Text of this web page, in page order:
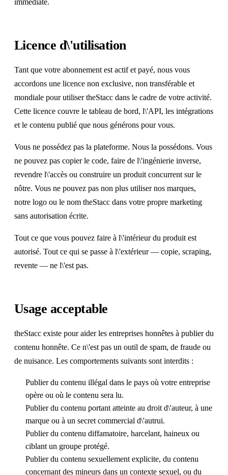
immédiate.
Licence d\'utilisation
Tant que votre abonnement est actif et payé, nous vous
accordons une licence non exclusive, non transférable et
mondiale pour utiliser theStacc dans le cadre de votre activité.
Cette licence couvre le tableau de bord, l\'API, les intégrations
et le contenu publié que nous générons pour vous.
Vous ne possédez pas la plateforme. Nous la possédons. Vous
ne pouvez pas copier le code, faire de l\'ingénierie inverse,
revendre l\'accès ou construire un produit concurrent sur le
nôtre. Vous ne pouvez pas non plus utiliser nos marques,
notre logo ou le nom theStacc dans votre propre marketing
sans autorisation écrite.
Tout ce que vous pouvez faire à l\'intérieur du produit est
autorisé. Tout ce qui se passe à l\'extérieur — copie, scraping,
revente — ne l\'est pas.
Usage acceptable
theStacc existe pour aider les entreprises honnêtes à publier du
contenu honnête. Ce n\'est pas un outil de spam, de fraude ou
de nuisance. Les comportements suivants sont interdits :
Publier du contenu illégal dans le pays où votre entreprise
opère ou où le contenu sera lu.
Publier du contenu portant atteinte au droit d\'auteur, à une
marque ou à un secret commercial d\'autrui.
Publier du contenu diffamatoire, harcelant, haineux ou
ciblant un groupe protégé.
Publier du contenu sexuellement explicite, du contenu
concernant des mineurs dans un contexte sexuel, ou du